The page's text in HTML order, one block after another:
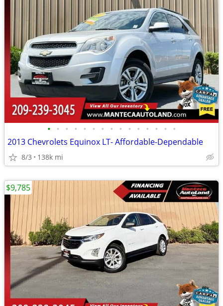
• • • • • • • • • • • • • • •
2013 Chevrolets Equinox LT- Affordable-Dependable
8/3 138k mi
$9,785